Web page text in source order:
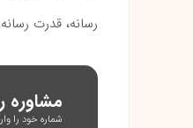
رسانه، قدرت
مشاوره
شماره خود را